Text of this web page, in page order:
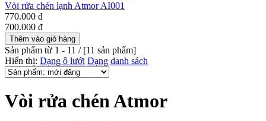
Vòi rửa chén lạnh Atmor AI001
770.000 đ
700.000 đ
Sản phẩm từ 1 - 11 / [11 sản phẩm]
Hiển thị: Dạng ô lưới Dạng danh sách
Vòi rửa chén Atmor